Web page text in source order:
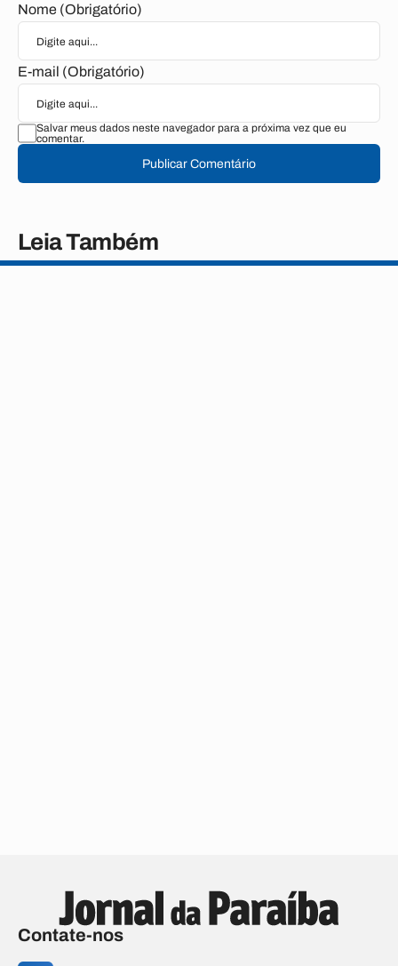
Nome (Obrigatório)
E-mail (Obrigatório)
Salvar meus dados neste navegador para a próxima vez que eu
comentar.
Publicar Comentário
Leia Também
Contate-nos